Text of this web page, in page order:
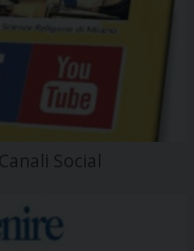
Social